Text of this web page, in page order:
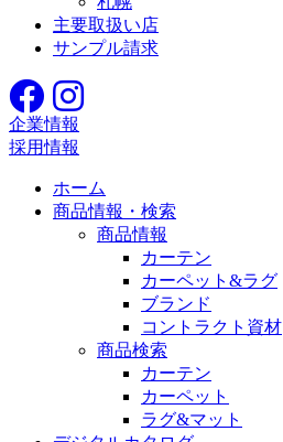
主要取扱い店
サンプル請求
企業情報
採用情報
ホーム
商品情報・検索
商品情報
カーテン
カーペット&ラグ
ブランド
コントラクト資材
商品検索
カーテン
カーペット
ラグ&マット